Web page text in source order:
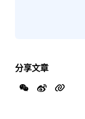
分享文章